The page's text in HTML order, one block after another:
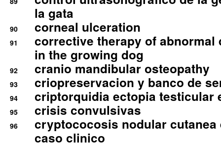
la gata
90 corneal ulceration
91
corrective therapy of abnormal
in the growing dog
92 cranio mandibular osteopathy
93 criopreservacion y banco de
94 criptorquidia ectopia testicular
95 crisis convulsivas
96
cryptococosis nodular cutanea
caso clinico